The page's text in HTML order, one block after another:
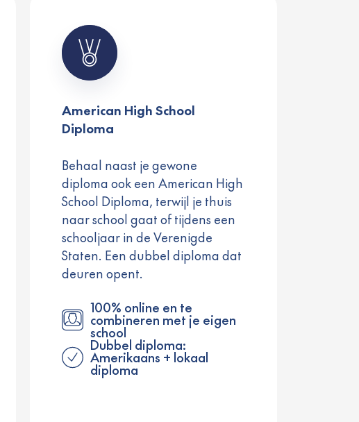
American High School
Diploma
Behaal naast je gewone
diploma ook een American High
School Diploma, terwijl je thuis
naar school gaat of tijdens een
schooljaar in de Verenigde
Staten. Een dubbel diploma dat
deuren opent.
100% online en te
combineren met je eigen
school
Dubbel diploma:
Amerikaans + lokaal
diploma